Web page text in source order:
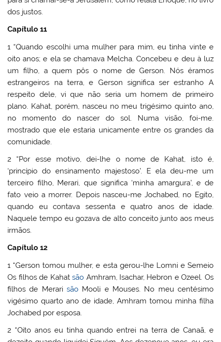
dos justos.
Capítulo 11
1 “Quando escolhi uma mulher para mim, eu tinha vinte e
oito anos; e ela se chamava Melcha. Concebeu e deu à luz
um filho, a quem pôs o nome de Gerson. Nós éramos
estrangeiros na terra, e Gerson significa ser estranho A
respeito dele, vi que não seria um homem de primeiro
plano. Kahat, porém, nasceu no meu trigésimo quinto ano,
no momento do nascer do sol. Numa visão, foi-me.
mostrado que ele estaria unicamente entre os grandes da
comunidade.
2 “Por esse motivo, dei-lhe o nome de Kahat, isto é,
‘princípio do ensinamento majestoso’. E ela deu-me um
terceiro filho, Merari, que significa ‘minha amargura’, e de
fato veio a morrer. Depois nasceu-me Jochabed, no Egito,
quando eu contava sessenta e quatro anos de idade.
Naquele tempo eu gozava de alto conceito junto aos meus
irmãos.
Capítulo 12
1 “Gerson tomou mulher, e esta gerou-lhe Lomni e Semeio
Os filhos de Kahatsão Amhram, Isachar, Hebron e Ozeel. Os
filhos de Merarisão Mooli e Mouses. No meu centésimo
vigésimo quarto ano de idade, Amhram tomou minha filha
Jochabed por esposa.
2 “Oito anos eu tinha quando entrei na terra de Canaã, e